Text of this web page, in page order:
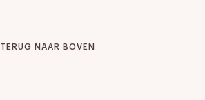
TERUG NAAR BOVEN